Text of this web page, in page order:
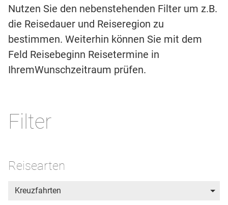
Nutzen Sie den nebenstehenden Filter um z.B.
die Reisedauer und Reiseregion zu
bestimmen. Weiterhin können Sie mit dem
Feld Reisebeginn Reisetermine in
IhremWunschzeitraum prüfen.
Filter
Reisearten
Kreuzfahrten